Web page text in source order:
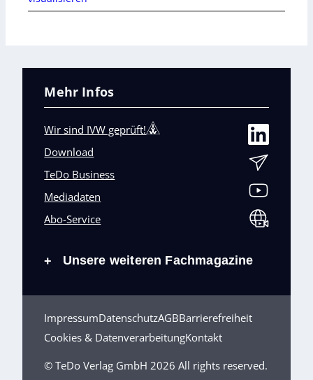
Mehr Infos
Wir sind IVW geprüft!
Download
TeDo Business
Mediadaten
Abo-Service
+ Unsere weiteren Fachmagazine
ImpressumDatenschutzAGBBarrierefreiheit
Cookies & DatenverarbeitungKontakt
© TeDo Verlag GmbH 2026 All rights reserved.